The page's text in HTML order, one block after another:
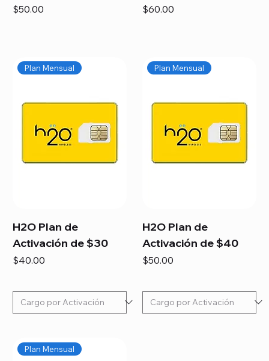
Precio
$50.00 Precio
$60.00
Plan Mensual
H2O Plan de
Activación de $30
Precio
$40.00
Plan Mensual
H2O Plan de
Activación de $40
Precio
$50.00
Plan Mensual